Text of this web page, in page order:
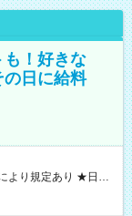
！好きな
日に給料
GET♪ お仕事後はコ
】試